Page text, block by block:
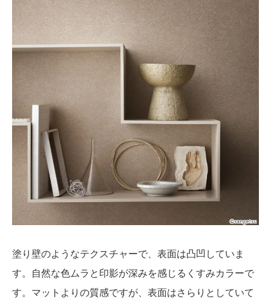
塗り壁のようなテクスチャーで、表面は凸凹していま
す。自然な色ムラと印影が深みを感じるくすみカラーで
す。マットよりの質感ですが、表面はさらりとしていて